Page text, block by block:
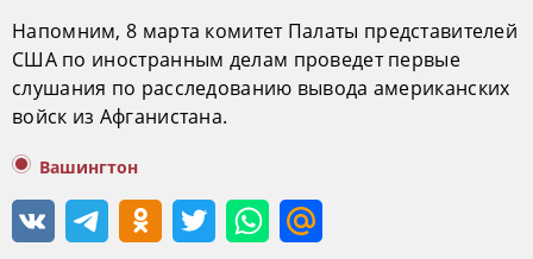
Напомним, 8 марта комитет Палаты представителей
США по иностранным делам проведет первые
слушания по расследованию вывода американских
войск из Афганистана.
Вашингтон